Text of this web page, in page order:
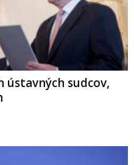
ústavných sudcov,